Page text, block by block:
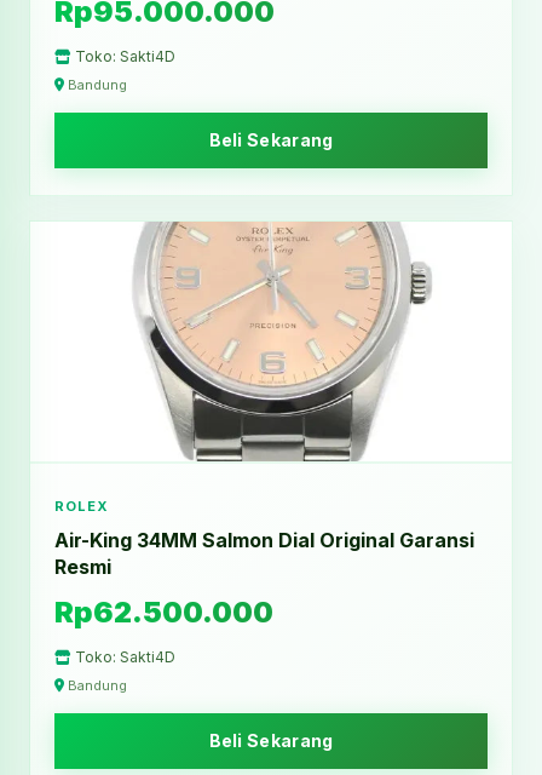
Rp95.000.000
Toko: Sakti4D
Bandung
Beli Sekarang
ROLEX
Air-King 34MM Salmon Dial Original Garansi
Resmi
Rp62.500.000
Toko: Sakti4D
Bandung
Beli Sekarang